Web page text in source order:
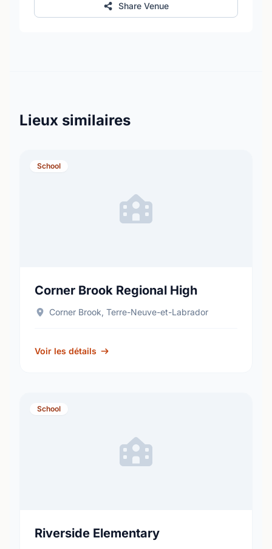
Share Venue
Lieux similaires
School
Corner Brook Regional High
Corner Brook, Terre-Neuve-et-Labrador
Voir les détails
School
Riverside Elementary